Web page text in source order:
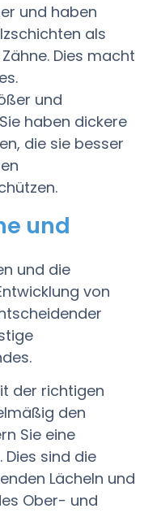
und haben
als
Dies macht
und
haben dickere
die sie besser
und
und die
von
der richtigen
den
Sie eine
Dies sind die
Lächeln und
Ober- und